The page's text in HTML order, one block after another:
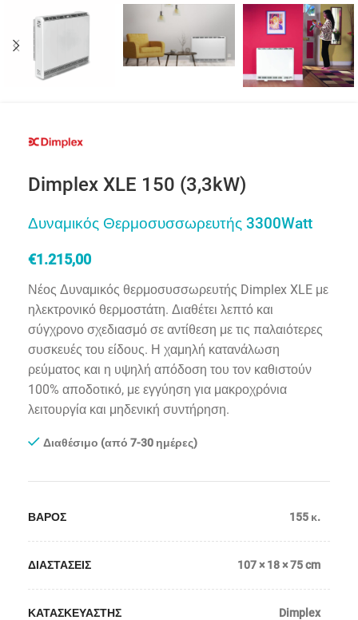
Dimplex XLE 150 (3,3kW)
Δυναμικός Θερμοσυσσωρευτής 3300Watt
€1.215,00
Νέος Δυναμικός θερμοσυσσωρευτής Dimplex XLE με
ηλεκτρονικό θερμοστάτη. Διαθέτει λεπτό και
σύγχρονο σχεδιασμό σε αντίθεση με τις παλαιότερες
συσκευές του είδους. Η χαμηλή κατανάλωση
ρεύματος και η υψηλή απόδοση του τον καθιστούν
100% αποδοτικό, με εγγύηση για μακροχρόνια
λειτουργία και μηδενική συντήρηση.
Διαθέσιμο (από 7-30 ημέρες)
ΒΑΡΟΣ 155 κ.
ΔΙΑΣΤΑΣΕΙΣ 107 × 18 × 75 cm
ΚΑΤΑΣΚΕΥΑΣΤΗΣ Dimplex